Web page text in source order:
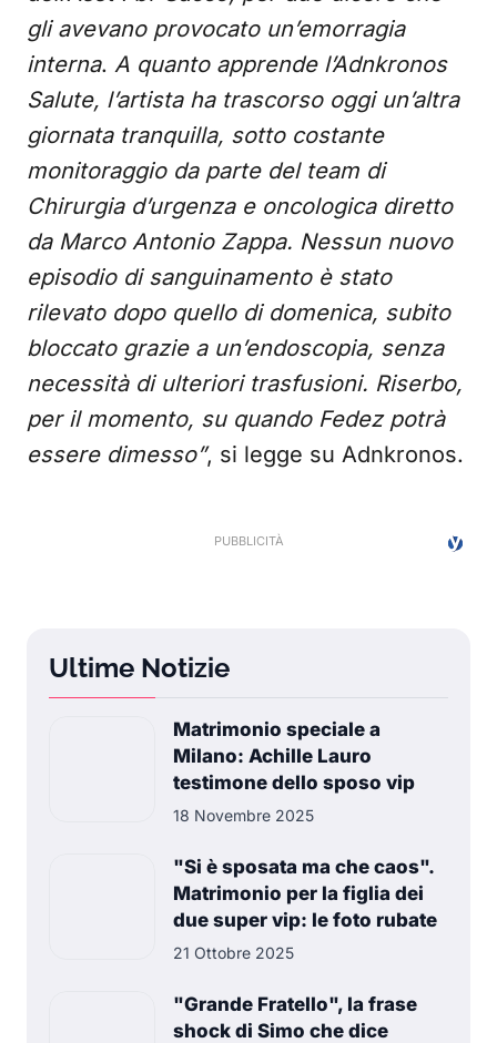
gli avevano provocato un’emorragia
interna. A quanto apprende l’Adnkronos
Salute, l’artista ha trascorso oggi un’altra
giornata tranquilla, sotto costante
monitoraggio da parte del team di
Chirurgia d’urgenza e oncologica diretto
da Marco Antonio Zappa. Nessun nuovo
episodio di sanguinamento è stato
rilevato dopo quello di domenica, subito
bloccato grazie a un’endoscopia, senza
necessità di ulteriori trasfusioni. Riserbo,
per il momento, su quando Fedez potrà
essere dimesso”, si legge su Adnkronos.
Ultime Notizie
Matrimonio speciale a
Milano: Achille Lauro
testimone dello sposo vip
18 Novembre 2025
"Si è sposata ma che caos".
Matrimonio per la figlia dei
due super vip: le foto rubate
21 Ottobre 2025
"Grande Fratello", la frase
shock di Simo che dice